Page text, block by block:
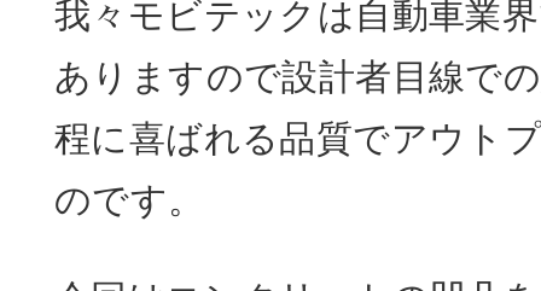
我々モビテックは自動車業
ありますので設計者目線で
程に喜ばれる品質でアウト
のです。